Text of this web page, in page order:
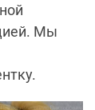
Мы